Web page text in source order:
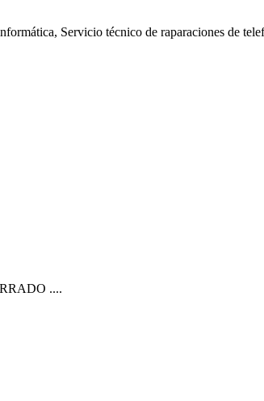
Servicio técnico de raparaciones de
....